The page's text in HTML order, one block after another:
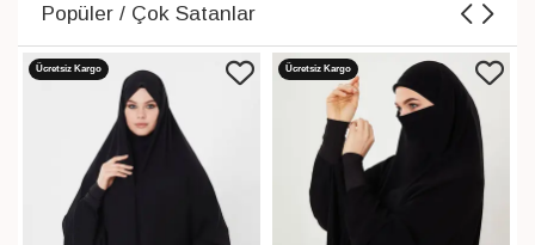
Popüler / Çok Satanlar
Ücretsiz Kargo Ücretsiz Kargo